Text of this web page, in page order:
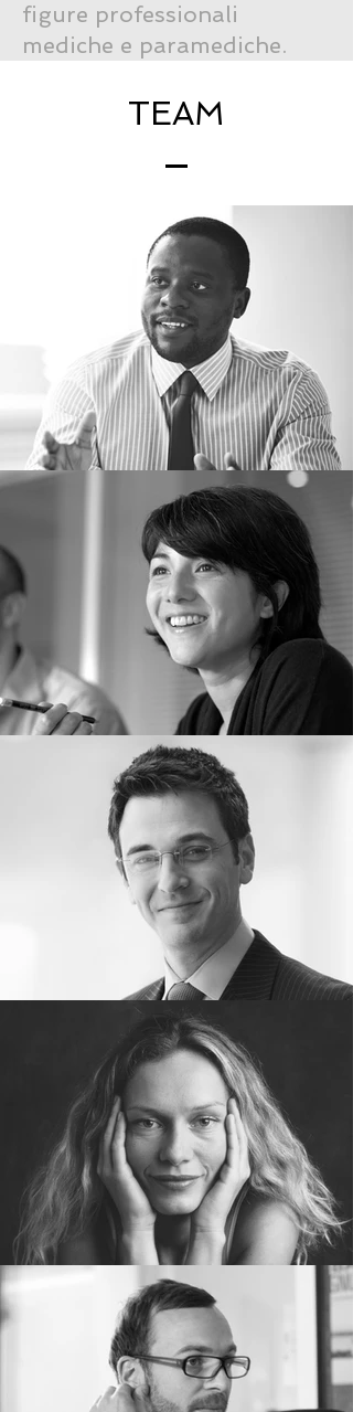
figure professionali
mediche e paramediche.
TEAM